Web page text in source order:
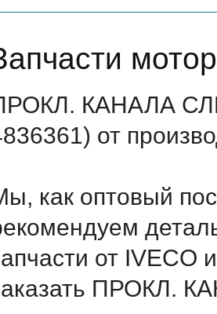
КАНАЛА
от
как оптовый
от IVECO
ПРОКЛ.